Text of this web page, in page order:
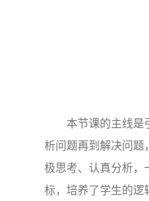
本节课的主线是
析问题再到解决问题
极思考、认真分析，
标，培养了学生的逻